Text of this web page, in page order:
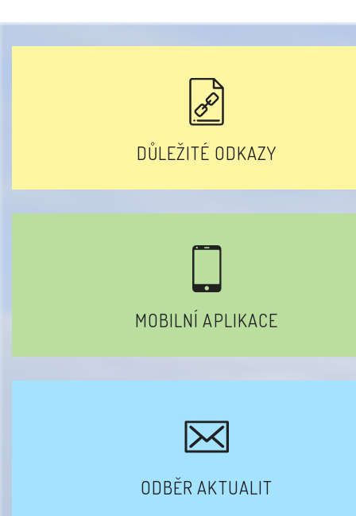
DŮLEŽITÉ ODKAZY
MOBILNÍ APLIKACE
ODBĚR AKTUALIT